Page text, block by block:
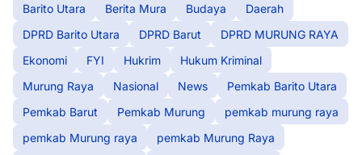
Barito Utara
Berita Mura Budaya
Daerah
DPRD Barito Utara
DPRD Barut
DPRD MURUNG RAYA
Ekonomi
FYI Hukrim
Hukum Kriminal
Murung Raya
Nasional News
Pemkab Barito Utara
Pemkab Barut
Pemkab Murung
pemkab murung raya
pemkab Murung raya
pemkab Murung Raya